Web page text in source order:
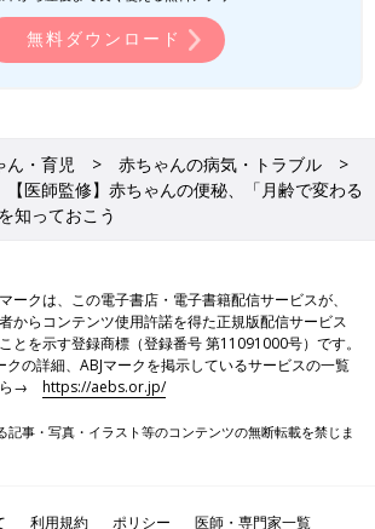
薬剤を肛門に入れて使います。直腸内に直接
ることで排便を促します。即効性があり頑固
て問題はないでしょう。
とを心配するママもいますが、浣腸には便を
管の拡張を戻すという大事な役目がありま
を受けることが大切ですので、ドラッグスト
いる子ども用の浣腸剤を自己判断で使うこと
便秘には「グリグリVS浣腸」どっち？
【子育てなめてました日記#16】
無料ダウンロード
ん・育児
赤ちゃんの病気・トラブル
【医師監修】赤ちゃんの便秘、「月齢で変わる
知っておこう
ークは、この電子書店・電子書籍配信サービスが、
からコンテンツ使用許諾を得た正規版配信サービス
とを示す登録商標（登録番号 第11091000号）です。
クの詳細、ABJマークを掲示しているサービスの一覧
ら→https://aebs.or.jp/
記事・写真・イラスト等のコンテンツの無断転載を禁じま
利用規約 ポリシー 医師・専門家一覧